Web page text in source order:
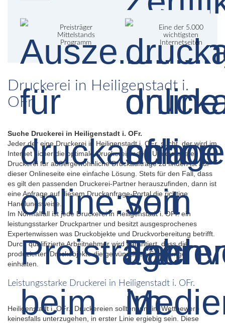
Preisträger
Mittelstands
Programm
Eine der 5.000
wichtigsten
Internetseiten
Druckerei in Heiligenstadt i.
OFr.
Suche Druckerei in Heiligenstadt i. OFr.
Jeder der eine Druckerei in Heiligenstadt i. OFr. sucht, der wird im
Internet sicher die optimale Druckerei finden. Um die beste
Druckerei für außergewöhnliche Druckaufträge zu finden ist auf
dieser Onlineseite eine einfache Lösung. Stets für den Fall, dass
es gilt den passenden Druckerei-Partner herauszufinden, dann ist
eine Anfrage auf diesem Druckanfrage-Portal die richtige
Handlungsweise.
Im Normalfall ist jede Druckerei in Heiligenstadt i. OFr. ein
leistungsstarker Druckpartner und besitzt ausgesprochenes
Expertenwissen was Druckobjekte und Druckvorbereitung betrifft.
Durch qualifizierte Arbeitnehmer wird garantiert, dass die
produzierten Druckobjekte die gewünschten Erwartungen
einhalten.
Leistungsstarke Druckerei in Heiligenstadt i. OFr.
Heiligenstadt i. OFr.: Druckereien sollten, um im Wettbewerb
keinesfalls unterzugehen, in erster Linie ergiebig sein. Diese